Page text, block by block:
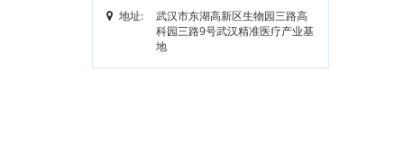
地址:
武汉市东湖高新区生物园三路高
科园三路9号武汉精准医疗产业基
地